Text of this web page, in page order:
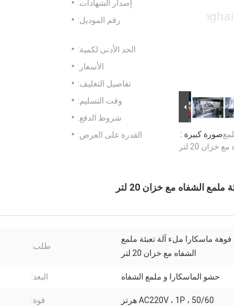
صورة كبيرة :
خزان 20 لتر
إصدار الشهادات:
رقم الموديل:
الحد الأدنى لكمية:
الأسعار:
تفاصيل التغليف:
وقت التسليم:
شروط الدفع:
القدرة على العرض:
الشفاه مع خزان 20 لتر
فوهة ماسكارا ملء آلة تعبئة ملمع
الشفاه مع خزان 20 لتر
طلب:
حشو الماسكارا و ملمع الشفاه البعد:
AC220V ، 1P ، 50/60 هرتز قوة: